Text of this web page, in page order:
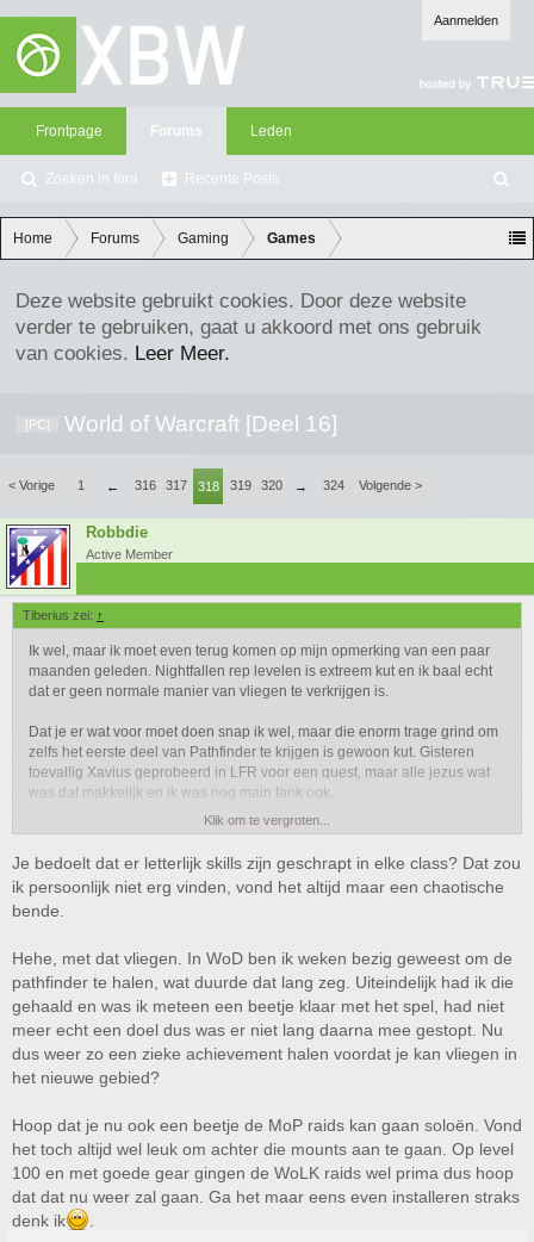
Aanmelden
Frontpage Forums
Zoeken in fora Recente Posts
Leden
oe
ke
n
Home Forums Gaming Games
Deze website gebruikt cookies. Door deze website
verder te gebruiken, gaat u akkoord met ons gebruik
van cookies. Leer Meer.
[PC] World of Warcraft [Deel 16]
< Vorige 1 ← 316 317 318 319 320 → 324 Volgende >
Robbdie
Active Member
Tiberius zei: ↑
Ik wel, maar ik moet even terug komen op mijn opmerking van een paar
maanden geleden. Nightfallen rep levelen is extreem kut en ik baal echt
dat er geen normale manier van vliegen te verkrijgen is.
Dat je er wat voor moet doen snap ik wel, maar die enorm trage grind om
zelfs het eerste deel van Pathfinder te krijgen is gewoon kut. Gisteren
toevallig Xavius geprobeerd in LFR voor een quest, maar alle jezus wat
was dat makkelijk en ik was nog main tank ook.
Wat ik wel een pluspunt vind is dat je als DK nu een stuk makkelijker kan
tanken en dat het totaal aantal skills van elke class een stuk minder is
geworden. Ik vind dat een plus, maar het mag van mij allemaal ingeruild
worden voor de moeilijkere variant, zolang ik mijn vliegen maar krijg.
Klik om te vergroten...
Je bedoelt dat er letterlijk skills zijn geschrapt in elke class? Dat zou
ik persoonlijk niet erg vinden, vond het altijd maar een chaotische
bende.
Hehe, met dat vliegen. In WoD ben ik weken bezig geweest om de
pathfinder te halen, wat duurde dat lang zeg. Uiteindelijk had ik die
gehaald en was ik meteen een beetje klaar met het spel, had niet
meer echt een doel dus was er niet lang daarna mee gestopt. Nu
dus weer zo een zieke achievement halen voordat je kan vliegen in
het nieuwe gebied?
Hoop dat je nu ook een beetje de MoP raids kan gaan soloën. Vond
het toch altijd wel leuk om achter die mounts aan te gaan. Op level
100 en met goede gear gingen de WoLK raids wel prima dus hoop
dat dat nu weer zal gaan. Ga het maar eens even installeren straks
denk ik